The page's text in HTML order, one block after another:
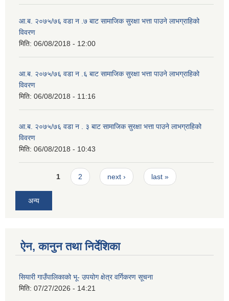
आ.ब. २०७५/७६ वडा न .७ बाट सामाजिक सुरक्षा भत्ता पाउने लाभग्राहिको
विवरण
मिति: 06/08/2018 - 12:00
आ.ब. २०७५/७६ वडा न .६ बाट सामाजिक सुरक्षा भत्ता पाउने लाभग्राहिको
विवरण
मिति: 06/08/2018 - 11:16
आ.ब. २०७५/७६ वडा न . ३ बाट सामाजिक सुरक्षा भत्ता पाउने लाभग्राहिको
विवरण
मिति: 06/08/2018 - 10:43
Pages1 2 next › last »
अन्य
ऐन, कानुन तथा निर्देशिका
सियारी गाउँपालिकाको भू- उपयोग क्षेत्र वर्गिकरण सूचना
मिति: 07/27/2026 - 14:21